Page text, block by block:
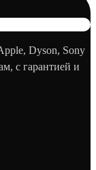
Dyson, Sony
с гарантией и